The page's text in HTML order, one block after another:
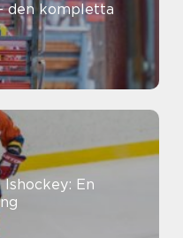
den kompletta
En